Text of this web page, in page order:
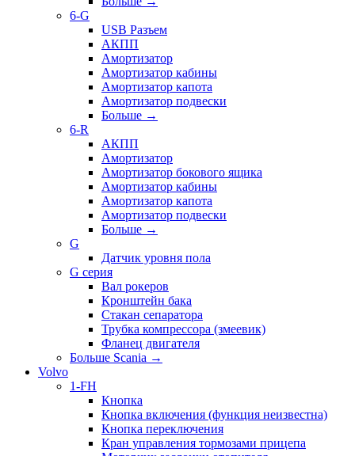
6-G
USB Разъем
АКПП
Амортизатор
Амортизатор кабины
Амортизатор капота
Амортизатор подвески
Больше →
6-R
АКПП
Амортизатор
Амортизатор бокового ящика
Амортизатор кабины
Амортизатор капота
Амортизатор подвески
Больше →
G
Датчик уровня пола
G серия
Вал рокеров
Кронштейн бака
Стакан сепаратора
Трубка компрессора (змеевик)
Фланец двигателя
Больше Scania →
Volvo
1-FH
Кнопка
Кнопка включения (функция неизвестна)
Кнопка переключения
Кран управления тормозами прицепа